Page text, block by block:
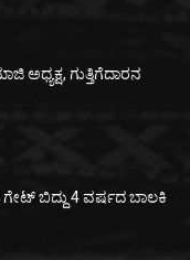
ಅಧ್ಯಕ್ಷ, ಗುತ್ತಿಗೆದಾರನ
ಗೇಟ್‌ ಬಿದ್ದು 4 ವರ್ಷದ ಬಾಲಕಿ